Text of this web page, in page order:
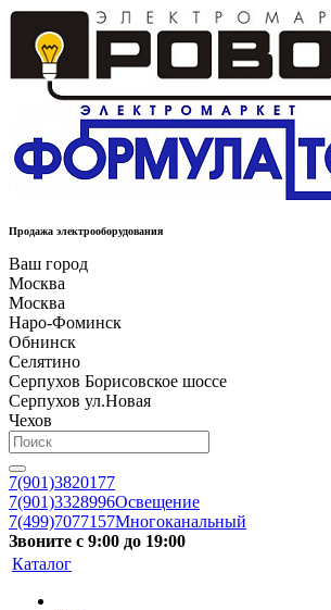
Продажа электрооборудования
Ваш город
Москва
Москва
Наро-Фоминск
Обнинск
Селятино
Серпухов Борисовское шоссе
Серпухов ул.Новая
Чехов
7(901)3820177
7(901)3328996Освещение
7(499)7077157Многоканальный
Звоните с 9:00 до 19:00
Каталог